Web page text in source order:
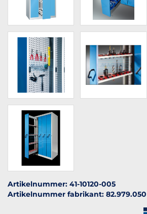
Artikelnummer: 41-10120-005
Artikelnummer fabrikant: 82.979.050